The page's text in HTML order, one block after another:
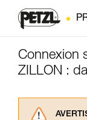
Connexion
ZILLON :